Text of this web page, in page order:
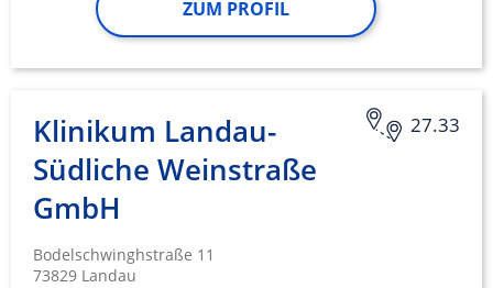
ZUM PROFIL
27.33
Klinikum Landau-
Südliche Weinstraße
GmbH
Bodelschwinghstraße 11
73829 Landau